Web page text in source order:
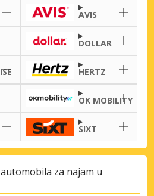
AVIS
DOLLAR
HERTZ
OK MOBILITY
SIXT
za najam u